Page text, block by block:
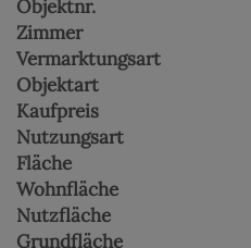
Objektnr.
Zimmer
Vermarktungsart
Objektart
Kaufpreis
Nutzungsart
Fläche
Wohnfläche
Nutzfläche
Grundfläche